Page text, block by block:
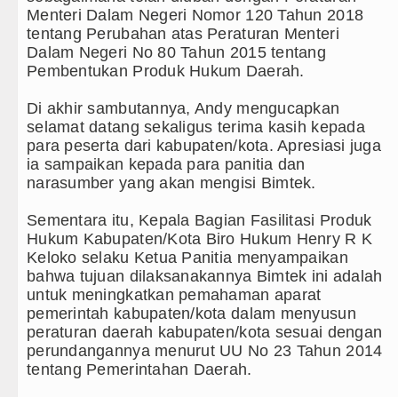
WIB
Menteri Dalam Negeri Nomor 120 Tahun 2018
tentang Perubahan atas Peraturan Menteri
Dalam Negeri No 80 Tahun 2015 tentang
Pembentukan Produk Hukum Daerah.
Di akhir sambutannya, Andy mengucapkan
selamat datang sekaligus terima kasih kepada
para peserta dari kabupaten/kota. Apresiasi juga
ia sampaikan kepada para panitia dan
narasumber yang akan mengisi Bimtek.
Sementara itu, Kepala Bagian Fasilitasi Produk
Hukum Kabupaten/Kota Biro Hukum Henry R K
Keloko selaku Ketua Panitia menyampaikan
bahwa tujuan dilaksanakannya Bimtek ini adalah
untuk meningkatkan pemahaman aparat
pemerintah kabupaten/kota dalam menyusun
peraturan daerah kabupaten/kota sesuai dengan
perundangannya menurut UU No 23 Tahun 2014
tentang Pemerintahan Daerah.